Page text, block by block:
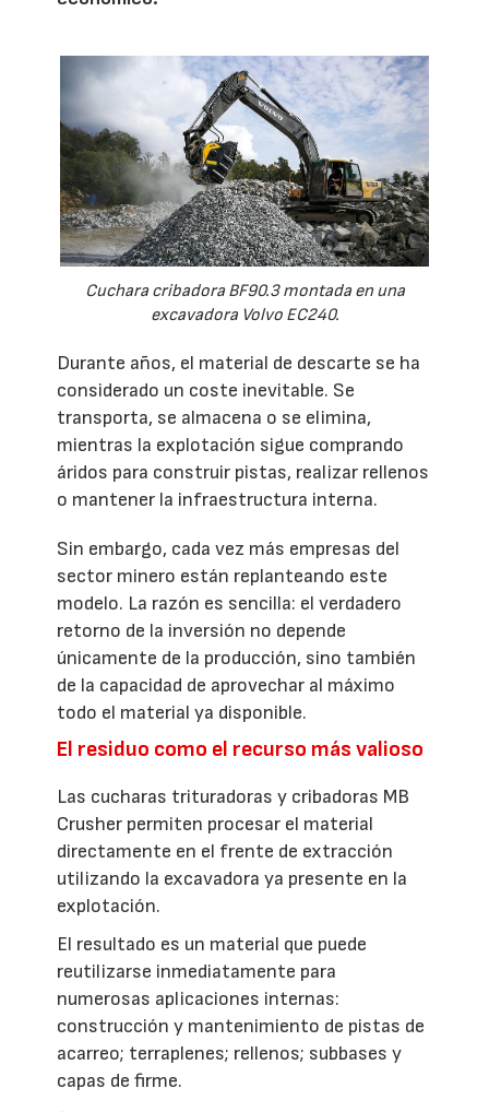
Cuchara cribadora BF90.3 montada en una
excavadora Volvo EC240.
Durante años, el material de descarte se ha
considerado un coste inevitable. Se
transporta, se almacena o se elimina,
mientras la explotación sigue comprando
áridos para construir pistas, realizar rellenos
o mantener la infraestructura interna.
Sin embargo, cada vez más empresas del
sector minero están replanteando este
modelo. La razón es sencilla: el verdadero
retorno de la inversión no depende
únicamente de la producción, sino también
de la capacidad de aprovechar al máximo
todo el material ya disponible.
El residuo como el recurso más valioso
Las cucharas trituradoras y cribadoras MB
Crusher permiten procesar el material
directamente en el frente de extracción
utilizando la excavadora ya presente en la
explotación.
El resultado es un material que puede
reutilizarse inmediatamente para
numerosas aplicaciones internas:
construcción y mantenimiento de pistas de
acarreo; terraplenes; rellenos; subbases y
capas de firme.